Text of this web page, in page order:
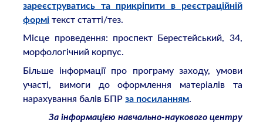
зареєструватись та прикріпити в реєстраційній
формі текст статті/тез.
Місце проведення: проспект Берестейський, 34,
морфологічний корпус.
Більше інформації про програму заходу, умови
участі, вимоги до оформлення матеріалів та
нарахування балів БПРза посиланням.
За інформацією навчально-наукового центру